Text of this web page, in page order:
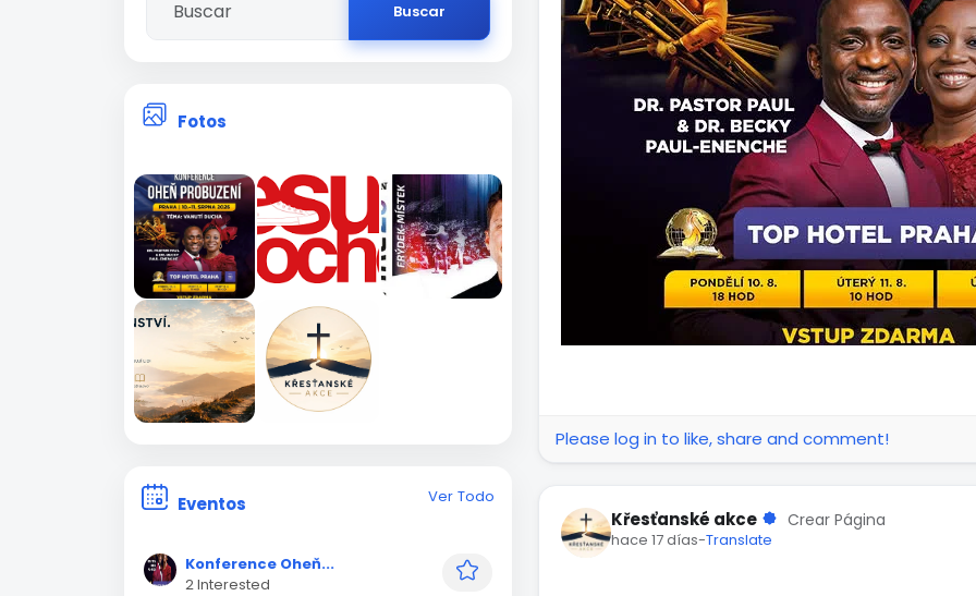
Buscar
Fotos
Ver Todo
Eventos
Konference Oheň...
2 Interested
Please log in to like, share and comment!
Křesťanské akce Crear Página
hace 17 días-Translate